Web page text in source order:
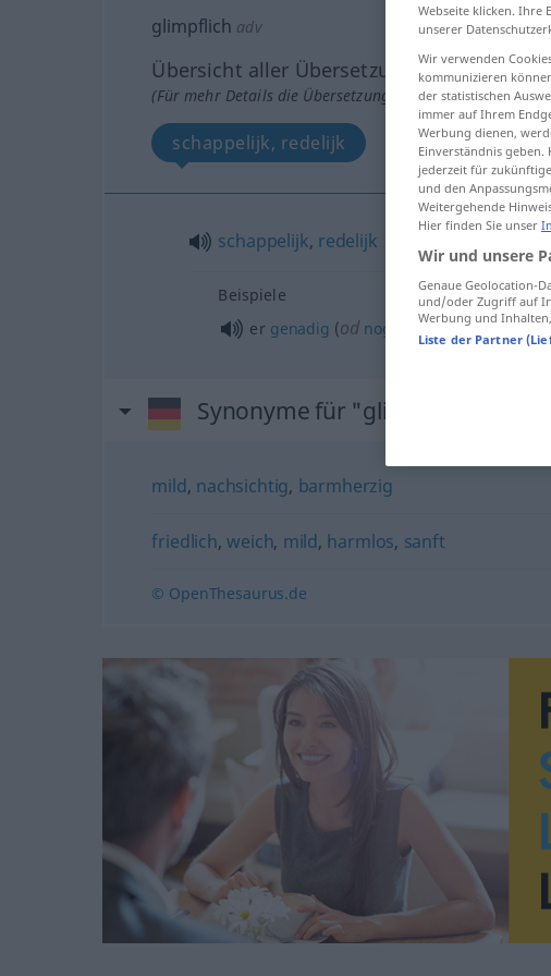
glimpflich adv
Übersicht aller Übersetzungen
(Für mehr Details die Übersetzung anklicken/antippen)
schappelijk, redelijk
schappelijk, redelijk
Beispiele
er genadig (od nog schappelijk)afkomen
Synonyme für "glimpflich"
mild, nachsichtig, barmherzig
friedlich,weich, mild, harmlos, sanft
© OpenThesaurus.de
Webseite klicken. Ihre
unserer
Wir verwenden
kommunizieren
der statistischen
immer auf Ihrem
Werbung dienen,
Einverständnis geben.
jederzeit für
und den
Weitergehende
Hier finden Sie unser
Wir und unsere
Genaue Geolocation-
und/oder Zugriff auf
Werbung und
Liste der Partner